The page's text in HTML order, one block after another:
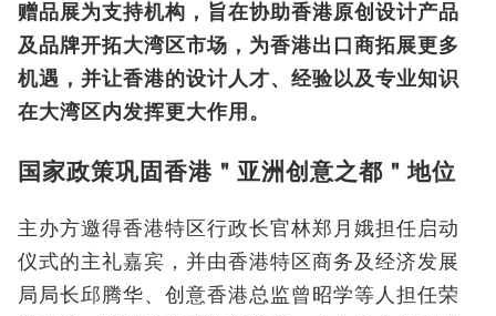
赠品展为支持机构，旨在协助香港原创设计产品
及品牌开拓大湾区市场，为香港出口商拓展更多
机遇，并让香港的设计人才、经验以及专业知识
在大湾区内发挥更大作用。
国家政策巩固香港＂亚洲创意之都＂地位
主办方邀得香港特区行政长官林郑月娥担任启动
仪式的主礼嘉宾，并由香港特区商务及经济发展
局局长邱腾华、创意香港总监曾昭学等人担任荣